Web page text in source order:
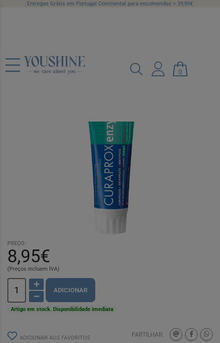
Entregas Grátis em Portugal Continental para encomendas > 39,99€
0
Curaprox Enzycal 1450 Pasta
Dentífrica 75 ml
PREÇO:
8,95€
(Preços incluem IVA)
ADICIONAR
Artigo em stock. Disponibilidade imediata
ADICIONAR AOS FAVORITOS PARTILHAR: